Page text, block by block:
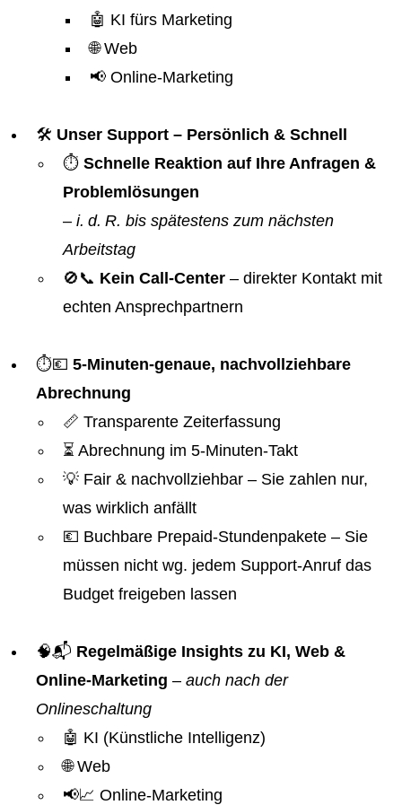
🤖 KI fürs Marketing
🌐 Web
📢 Online-Marketing
🛠️ Unser Support – Persönlich & Schnell
⏱️ Schnelle Reaktion auf Ihre Anfragen &
Problemlösungen
– i. d. R. bis spätestens zum nächsten
Arbeitstag
🚫📞 Kein Call-Center – direkter Kontakt mit
echten Ansprechpartnern
⏱️💶 5-Minuten-genaue, nachvollziehbare
Abrechnung
📏 Transparente Zeiterfassung
⏳ Abrechnung im 5-Minuten-Takt
💡 Fair & nachvollziehbar – Sie zahlen nur,
was wirklich anfällt
💶 Buchbare Prepaid-Stundenpakete – Sie
müssen nicht wg. jedem Support-Anruf das
Budget freigeben lassen
🧠📬 Regelmäßige Insights zu KI, Web &
Online-Marketing – auch nach der
Onlineschaltung
🤖 KI (Künstliche Intelligenz)
🌐 Web
📢📈 Online-Marketing